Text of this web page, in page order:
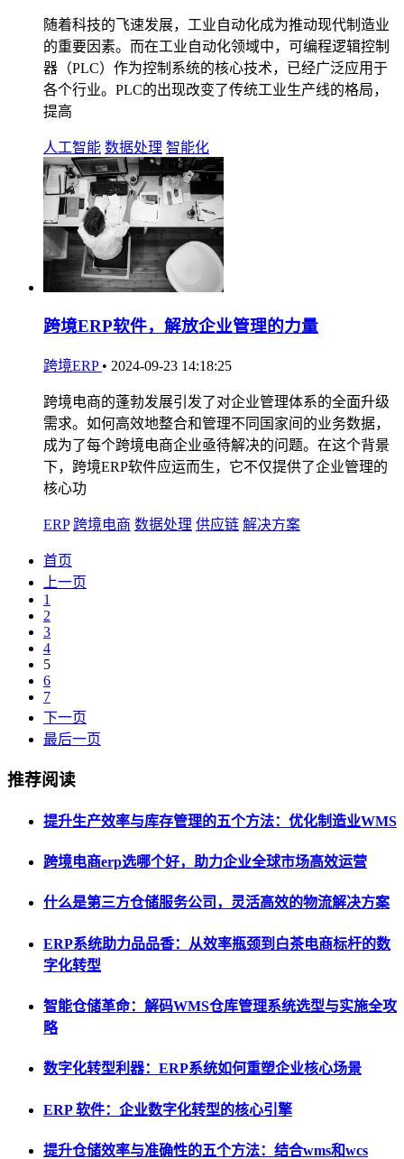
随着科技的飞速发展，工业自动化成为推动现代制造业
的重要因素。而在工业自动化领域中，可编程逻辑控制
器（PLC）作为控制系统的核心技术，已经广泛应用于
各个行业。PLC的出现改变了传统工业生产线的格局，
提高
人工智能 数据处理 智能化
跨境ERP软件，解放企业管理的力量
跨境ERP • 2024-09-23 14:18:25
跨境电商的蓬勃发展引发了对企业管理体系的全面升级
需求。如何高效地整合和管理不同国家间的业务数据，
成为了每个跨境电商企业亟待解决的问题。在这个背景
下，跨境ERP软件应运而生，它不仅提供了企业管理的
核心功
ERP 跨境电商 数据处理 供应链 解决方案
首页
上一页
1
2
3
4
5
6
7
下一页
最后一页
推荐阅读
提升生产效率与库存管理的五个方法：优化制造业WMS
跨境电商erp选哪个好，助力企业全球市场高效运营
什么是第三方仓储服务公司，灵活高效的物流解决方案
ERP系统助力品品香：从效率瓶颈到白茶电商标杆的数
字化转型
智能仓储革命：解码WMS仓库管理系统选型与实施全攻
略
数字化转型利器：ERP系统如何重塑企业核心场景
ERP 软件：企业数字化转型的核心引擎
提升仓储效率与准确性的五个方法：结合wms和wcs